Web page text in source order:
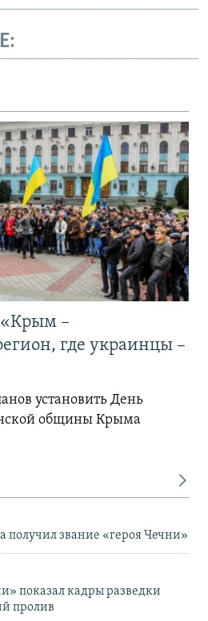
–
где украинцы –
установить День
общины Крыма
звание «героя Чечни»
показал кадры разведки
пролив